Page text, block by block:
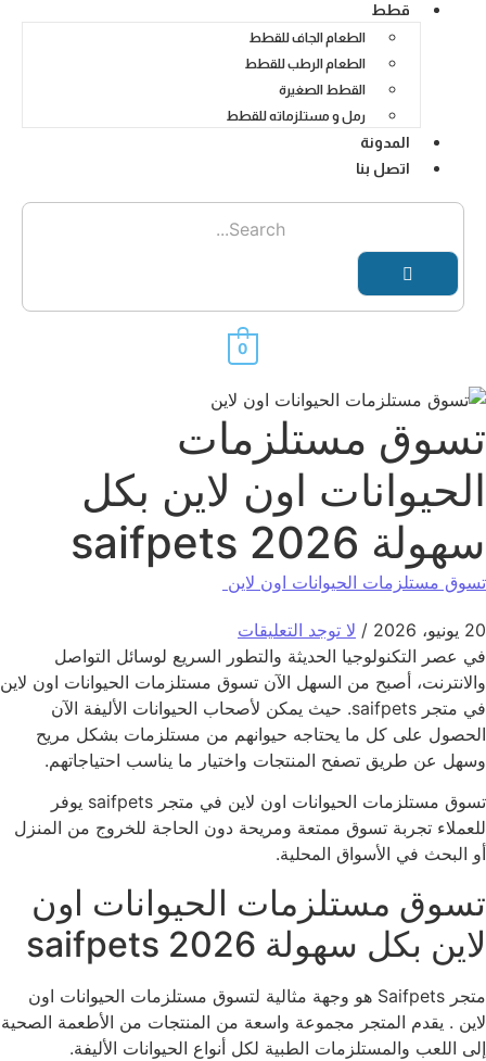
قطط
الطعام الجاف للقطط
الطعام الرطب للقطط
القطط الصغيرة
رمل و مستلزماته للقطط
المدونة
اتصل بنا
0
تسوق مستلزمات
الحيوانات اون لاين بكل
سهولة 2026 saifpets
تسوق مستلزمات الحيوانات اون لاين
20 يونيو، 2026 / لا توجد التعليقات
في عصر التكنولوجيا الحديثة والتطور السريع لوسائل التواصل
والانترنت، أصبح من السهل الآن تسوق مستلزمات الحيوانات اون لاين
في متجر saifpets. حيث يمكن لأصحاب الحيوانات الأليفة الآن
الحصول على كل ما يحتاجه حيوانهم من مستلزمات بشكل مريح
وسهل عن طريق تصفح المنتجات واختيار ما يناسب احتياجاتهم.
تسوق مستلزمات الحيوانات اون لاين في متجر saifpets يوفر
للعملاء تجربة تسوق ممتعة ومريحة دون الحاجة للخروج من المنزل
أو البحث في الأسواق المحلية.
تسوق مستلزمات الحيوانات اون
لاين بكل سهولة 2026 saifpets
متجر Saifpets هو وجهة مثالية لتسوق مستلزمات الحيوانات اون
لاين . يقدم المتجر مجموعة واسعة من المنتجات من الأطعمة الصحية
إلى اللعب والمستلزمات الطبية لكل أنواع الحيوانات الأليفة.